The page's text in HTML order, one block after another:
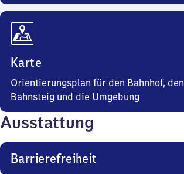
Karte
Orientierungsplan für den Bahnhof, den
Bahnsteig und die Umgebung
Ausstattung
Barrierefreiheit